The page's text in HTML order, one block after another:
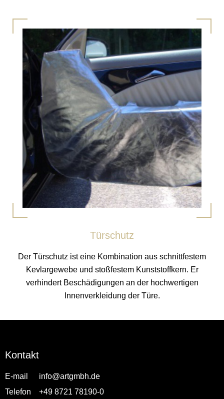
Türschutz
Der Türschutz ist eine Kombination aus schnittfestem
Kevlargewebe und stoßfestem Kunststoffkern. Er
verhindert Beschädigungen an der hochwertigen
Innenverkleidung der Türe.
Kontakt
E-mail
info@artgmbh.de
Telefon
+49 8721 78190-0